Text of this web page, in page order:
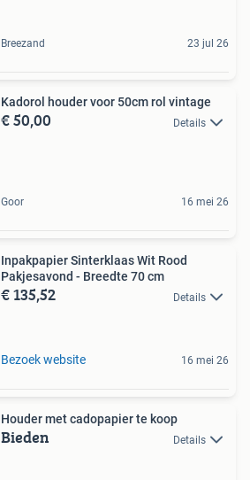
Breezand 23 jul 26
Kadorol houder voor 50cm rol vintage
€ 50,00 Details
Goor 16 mei 26
Inpakpapier Sinterklaas Wit Rood
Pakjesavond - Breedte 70 cm
€ 135,52 Details
Bezoek website 16 mei 26
Houder met cadopapier te koop
Bieden Details